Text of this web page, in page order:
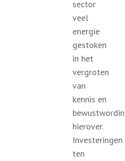
sector
veel
energie
gestoken
in het
vergroten
van
kennis en
hierover.
Investeringen
ten